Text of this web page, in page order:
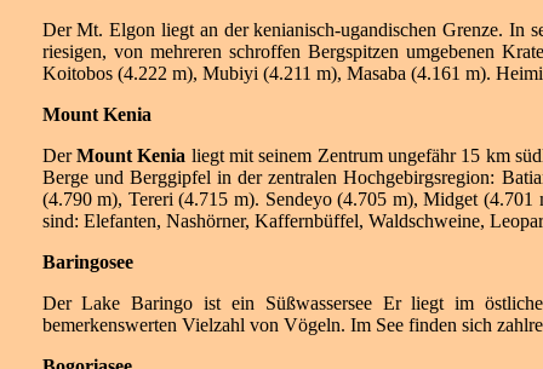
Der Mt. Elgon liegt an der kenianisch-ugandischen Grenze. In
riesigen, von mehreren schroffen Bergspitzen umgebenen
Koitobos (4.222 m), Mubiyi (4.211 m), Masaba (4.161 m).
Mount Kenia
DerMount Kenia liegt mit seinem Zentrum ungefähr 15 km
Berge und Berggipfel in der zentralen Hochgebirgsregion:
(4.790 m), Tereri (4.715 m). Sendeyo (4.705 m), Midget
sind: Elefanten, Nashörner, Kaffernbüffel, Waldschweine,
Baringosee
Der Lake Baringo ist ein Süßwassersee Er liegt im
bemerkenswerten Vielzahl von Vögeln. Im See finden sich